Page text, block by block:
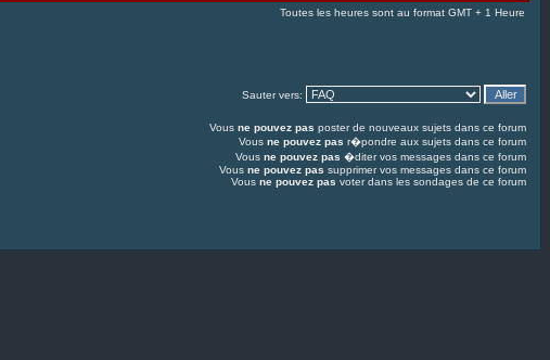
Toutes les heures sont au format GMT + 1 Heure
Sauter vers:
Vous ne pouvez pas poster de nouveaux sujets dans ce forum
Vous ne pouvez pas r�pondre aux sujets dans ce forum
Vous ne pouvez pas �diter vos messages dans ce forum
Vous ne pouvez pas supprimer vos messages dans ce forum
Vous ne pouvez pas voter dans les sondages de ce forum